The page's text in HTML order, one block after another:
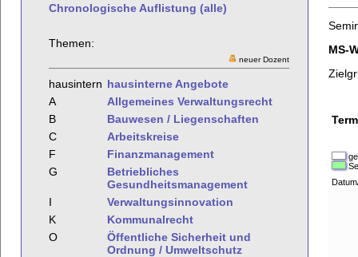
Chronologische Auflistung (alle)
Themen:
neuer Dozent
hausintern hausinterne Angebote
A
Allgemeines Verwaltungsrecht
B
Bauwesen / Liegenschaften
C
Arbeitskreise
F
Finanzmanagement
G
Betriebliches
Gesundheitsmanagement
I
Verwaltungsinnovation
K
Kommunalrecht
O
Öffentliche Sicherheit und
Ordnung / Umweltschutz
MS-